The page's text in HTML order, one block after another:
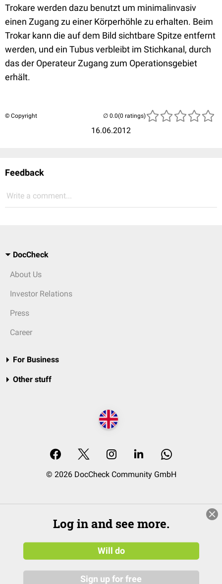
Trokare werden dazu benutzt um minimalinvasiv
einen Zugang zu einer Körperhöhle zu erhalten. Beim
Trokar kann die auf dem Bild sichtbare Spitze entfernt
werden, und ein Tubus verbleibt im Stichkanal, durch
das der Operateur Zugang zum Operationsgebiet
erhält.
© Copyright
16.06.2012
(0 ratings)
Feedback
Write a comment...
DocCheck
About Us
Investor Relations
Press
Career
For Business
Other stuff
© 2026 DocCheck Community GmbH
Log in and see more.
Will do
Sign up for free